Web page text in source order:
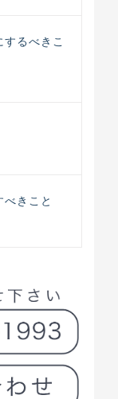
るべきこ
きこと